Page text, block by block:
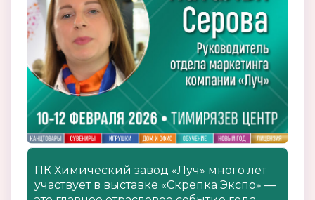
ПК Химический завод «Луч» много лет
участвует в выставке «Скрепка Экспо» —